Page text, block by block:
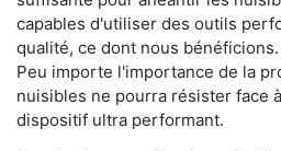
capables d'utiliser des outils
qualité, ce dont nous bénéficions.
Peu importe l'importance de la
nuisibles ne pourra résister face
dispositif ultra performant.